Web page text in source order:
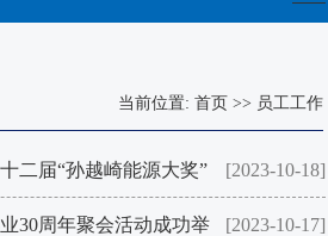
当前位置: 首页 >> 员工工作
[2023-10-18]
二届“孙越崎能源大奖”
[2023-10-17]
30周年聚会活动成功举